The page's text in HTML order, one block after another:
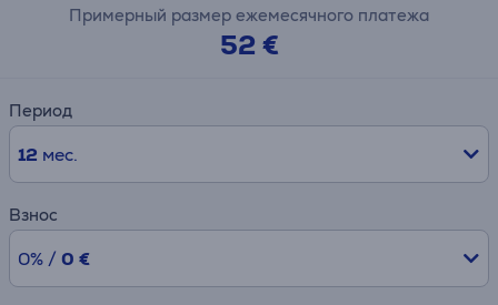
Примерный размер ежемесячного платежа
52 €
Период
12 мес.
Взнос
0% / 0 €